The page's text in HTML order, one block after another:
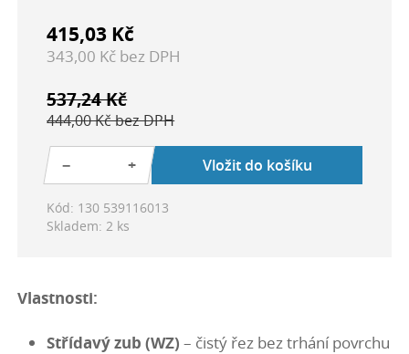
415,03 Kč
343,00 Kč bez DPH
537,24 Kč
444,00 Kč bez DPH
− + Vložit do košíku
Kód: 130 539116013
Skladem: 2 ks
Vlastnosti:
Střídavý zub (WZ) – čistý řez bez trhání povrchu